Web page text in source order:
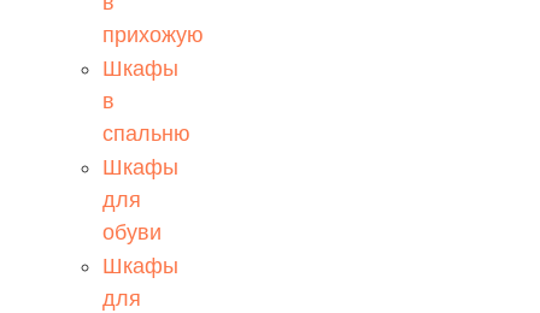
прихожую
Шкафы
в
спальню
Шкафы
для
обуви
Шкафы
для